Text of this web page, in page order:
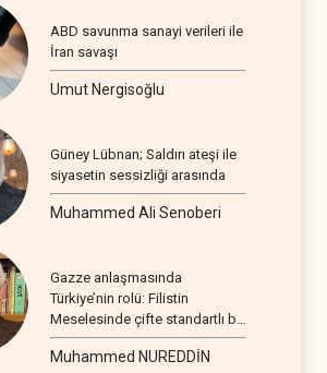
ABD savunma sanayi verileri ile
İran savaşı
Umut Nergisoğlu
Güney Lübnan; Saldırı ateşi ile
siyasetin sessizliği arasında
Muhammed Ali Senoberi
Gazze anlaşmasında
Türkiye’nin rolü: Filistin
Meselesinde çifte standartlı bir
seyir
Muhammed NUREDDİN